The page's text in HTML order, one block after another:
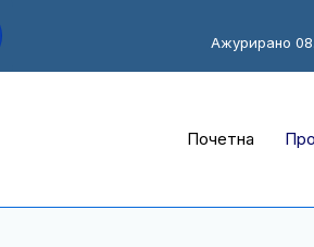
Ажурирано
Почетна